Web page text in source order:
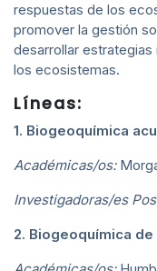
respuestas de los
promover la gestión
desarrollar estrategias
los ecosistemas.
Líneas:
1. Biogeoquímica
Académicas/os:
Investigadoras/es
2. Biogeoquímica